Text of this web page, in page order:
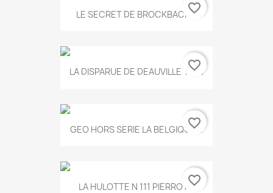
LE SECRET DE BROCKBACK...
favorite_border
LA DISPARUE DE DEAUVILLE T.551
favorite_border
GEO HORS SERIE LA BELGIQUE...
favorite_border
LA HULOTTE N 111 PIERROT...favorite_border